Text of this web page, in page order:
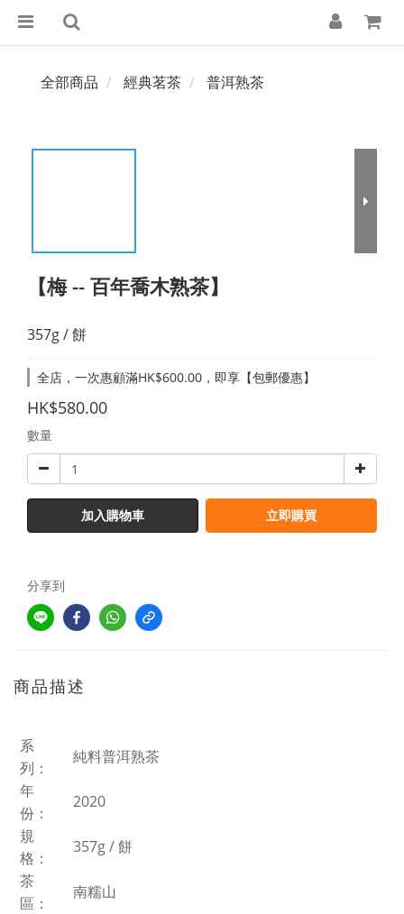
全部商品 經典茗茶 普洱熟茶
【梅 -- 百年喬木熟茶】
357g / 餅
全店，一次惠顧滿HK$600.00，即享【包郵優惠】
HK$580.00
數量
加入購物車 立即購買
分享到
商品描述
系
列：
純料普洱熟茶
年
份：
2020
規
格：
357g/餅
茶
區：
南糯山